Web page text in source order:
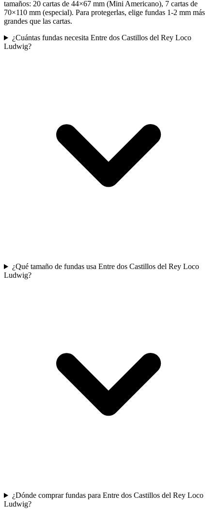
tamaños: 20 cartas de 44×67 mm (Mini Americano), 7 cartas de
70×110 mm (especial). Para protegerlas, elige fundas 1-2 mm más
grandes que las cartas.
¿Cuántas fundas necesita Entre dos Castillos del Rey Loco
Ludwig?
¿Qué tamaño de fundas usa Entre dos Castillos del Rey Loco
Ludwig?
¿Dónde comprar fundas para Entre dos Castillos del Rey Loco
Ludwig?